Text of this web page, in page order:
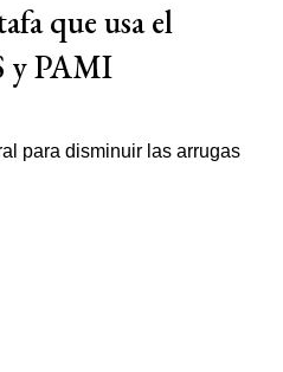
que usa el
y PAMI